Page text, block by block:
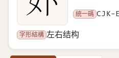
統一碼 CJK-
字形結構 左右结构